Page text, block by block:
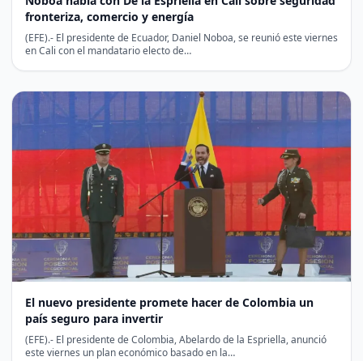
fronteriza, comercio y energía
(EFE).- El presidente de Ecuador, Daniel Noboa, se reunió este viernes
en Cali con el mandatario electo de…
El nuevo presidente promete hacer de Colombia un
país seguro para invertir
(EFE).- El presidente de Colombia, Abelardo de la Espriella, anunció
este viernes un plan económico basado en la…